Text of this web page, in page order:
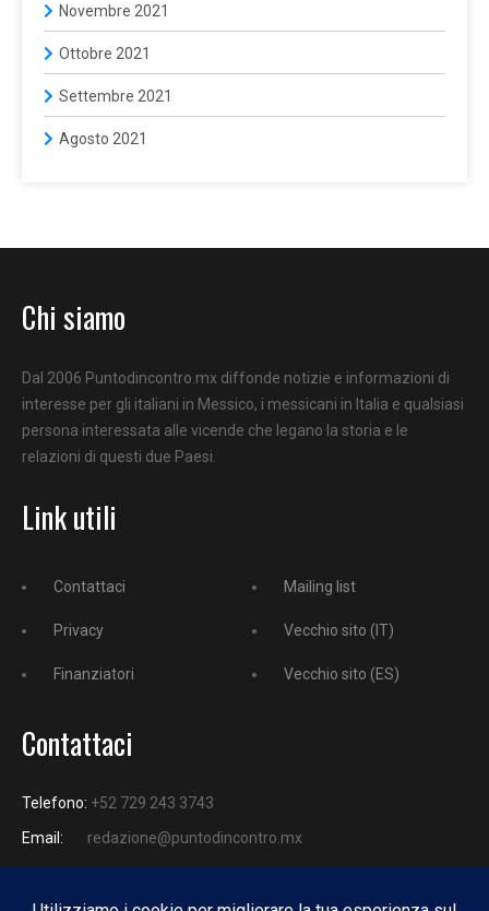
Novembre 2021
Ottobre 2021
Settembre 2021
Agosto 2021
Chi siamo
Dal 2006 Puntodincontro.mx diffonde notizie e informazioni di
interesse per gli italiani in Messico, i messicani in Italia e qualsiasi
persona interessata alle vicende che legano la storia e le
relazioni di questi due Paesi.
Link utili
Contattaci
Privacy
Finanziatori
Mailing list
Vecchio sito (IT)
Vecchio sito (ES)
Contattaci
Telefono: +52 729 243 3743
Email:
redazione@puntodincontro.mx